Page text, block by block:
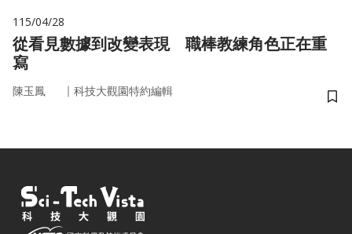
115/04/28
從看見數據到改變表現 職棒教練角色正在重
寫
陳玉鳳 ｜ 科技大觀園特約編輯
儲